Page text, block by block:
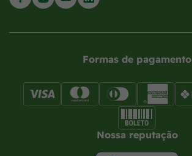
Formas de pagamento
Nossa reputação